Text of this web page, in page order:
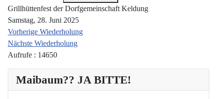
Maibaum?? JA BITTE!
Grillhüttenfest der Dorfgemeinschaft Keldung
Samstag, 28. Juni 2025
Vorherige Wiederholung
Nächste Wiederholung
Aufrufe : 14650